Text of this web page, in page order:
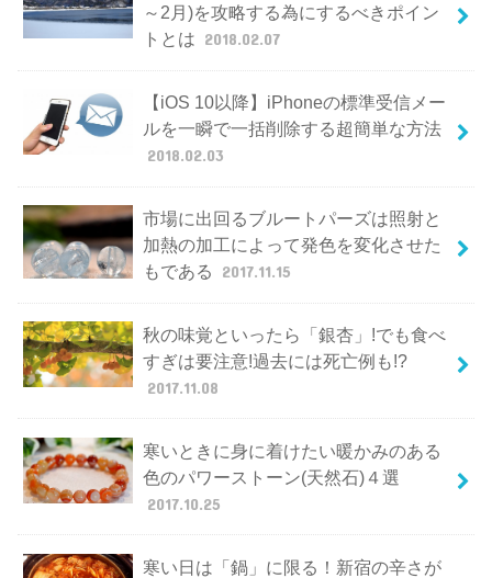
～2月)を攻略する為にするべきポイン
トとは 2018.02.07
【iOS 10以降】iPhoneの標準受信メー
ルを一瞬で一括削除する超簡単な方法
2018.02.03
市場に出回るブルートパーズは照射と
加熱の加工によって発色を変化させた
もである
2017.11.15
秋の味覚といったら「銀杏」!でも食べ
すぎは要注意!過去には死亡例も!?
2017.11.08
寒いときに身に着けたい暖かみのある
色のパワーストーン(天然石)４選
2017.10.25
寒い日は「鍋」に限る！新宿の辛さが